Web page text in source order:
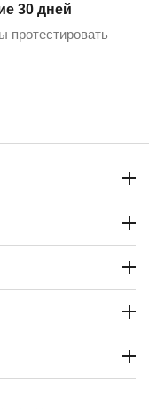
30 дней
протестировать